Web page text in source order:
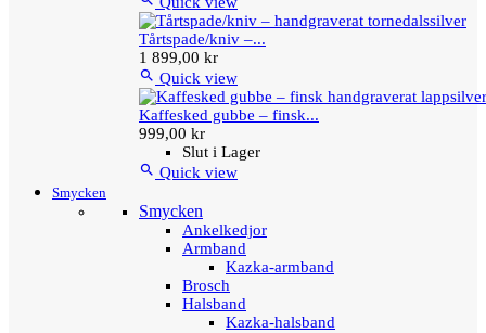
Tårtspade/kniv –...
1 899,00 kr
 Quick view
Kaffesked gubbe – finsk...
999,00 kr
Slut i Lager
 Quick view
Smycken
Smycken
Ankelkedjor
Armband
Kazka-armband
Brosch
Halsband
Kazka-halsband